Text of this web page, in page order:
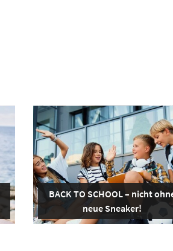
BACK TO SCHOOL – nicht
neue Sneaker!